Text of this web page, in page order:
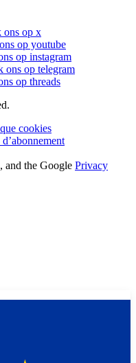
ons op x
op youtube
op instagram
ons op telegram
op threads
cookies
and the Google Privacy